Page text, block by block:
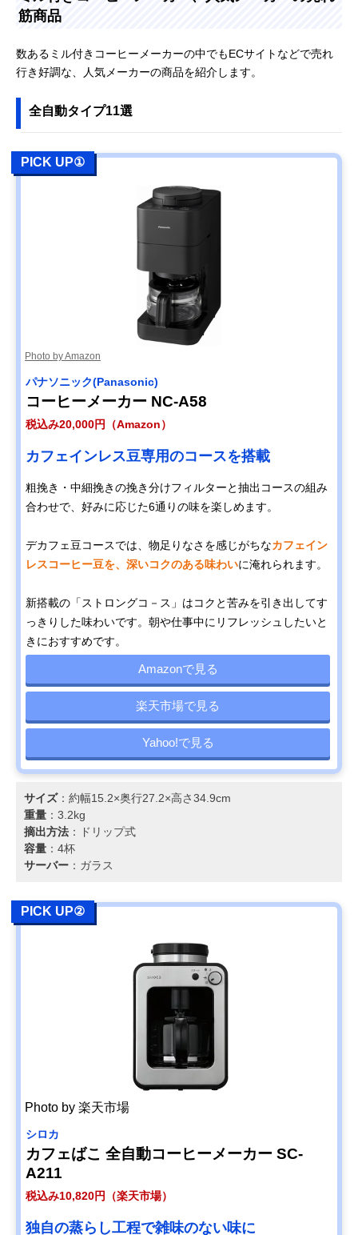
筋商品
数あるミル付きコーヒーメーカーの中でもECサイトなどで売れ
行き好調な、人気メーカーの商品を紹介します。
全自動タイプ11選
PICK UP①
Photo by Amazon
パナソニック(Panasonic)
コーヒーメーカー NC-A58
税込み20,000円（Amazon）
カフェインレス豆専用のコースを搭載
粗挽き・中細挽きの挽き分けフィルターと抽出コースの組み
合わせで、好みに応じた6通りの味を楽しめます。
デカフェ豆コースでは、物足りなさを感じがちなカフェイン
レスコーヒー豆を、深いコクのある味わいに淹れられます。
新搭載の「ストロングコ－ス」はコクと苦みを引き出してす
っきりした味わいです。朝や仕事中にリフレッシュしたいと
きにおすすめです。
Amazonで見る
楽天市場で見る
Yahoo!で見る
サイズ：約幅15.2×奥行27.2×高さ34.9cm
重量 ：3.2kg
摘出方法 ：ドリップ式
容量 ：4杯
サーバー ：ガラス
PICK UP②
Photo by 楽天市場
シロカ
カフェばこ 全自動コーヒーメーカー SC-
A211
税込み10,820円（楽天市場）
独自の蒸らし工程で雑味のない味に